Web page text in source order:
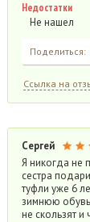
Недостатки
Не нашел
Поделиться:
Ссылка на
Сергей
Я никогда не
сестра
туфли уже 6
зимнюю
не скользят